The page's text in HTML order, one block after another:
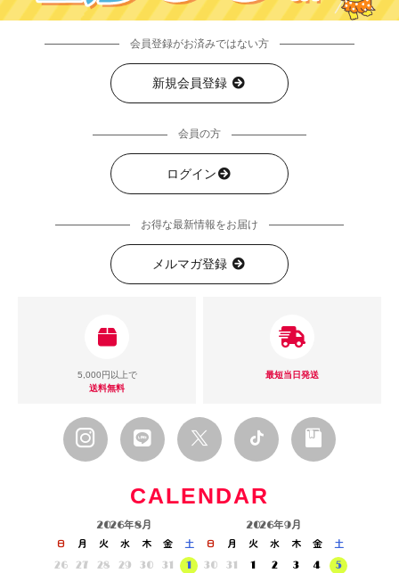
会員登録がお済みではない方
新規会員登録
会員の方
ログイン
お得な最新情報をお届け
メルマガ登録
5,000円以上で
送料無料
最短当日発送
CALENDAR
2026年8月
日 月 火 水 木 金
土
26
27 28 29 30 31
1
2026年9月
日 月 火 水 木 金
土
30
31 1 2 3 4
5